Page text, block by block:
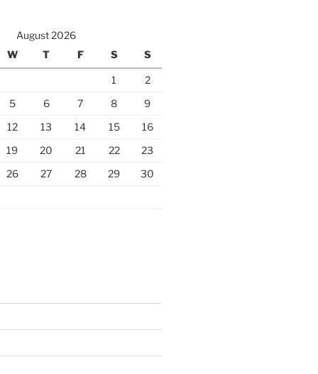
August 2026
W T F S S
1
2
5 6 7 8
9
12 13 14 15
16
19 20 21 22
23
26 27 28 29
30